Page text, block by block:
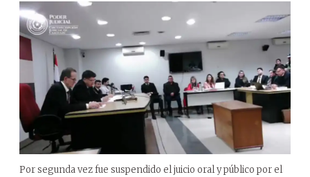
Por segunda vez fue suspendido el juicio oral y público por el